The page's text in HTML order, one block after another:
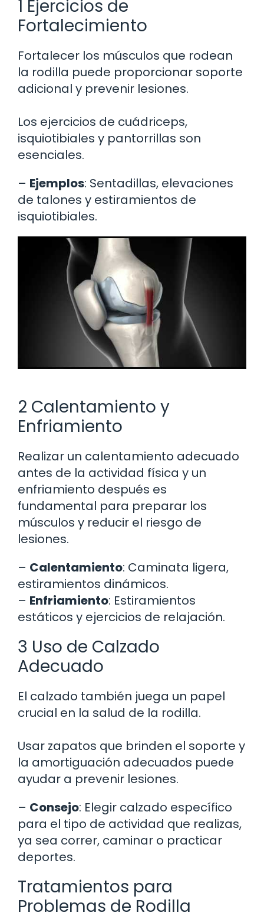
1 Ejercicios de
Fortalecimiento
Fortalecer los músculos que rodean
la rodilla puede proporcionar soporte
adicional y prevenir lesiones.
Los ejercicios de cuádriceps,
isquiotibiales y pantorrillas son
esenciales.
– Ejemplos: Sentadillas, elevaciones
de talones y estiramientos de
isquiotibiales.
2 Calentamiento y
Enfriamiento
Realizar un calentamiento adecuado
antes de la actividad física y un
enfriamiento después es
fundamental para preparar los
músculos y reducir el riesgo de
lesiones.
– Calentamiento: Caminata ligera,
estiramientos dinámicos.
– Enfriamiento: Estiramientos
estáticos y ejercicios de relajación.
3 Uso de Calzado
Adecuado
El calzado también juega un papel
crucial en la salud de la rodilla.
Usar zapatos que brinden el soporte y
la amortiguación adecuados puede
ayudar a prevenir lesiones.
– Consejo: Elegir calzado específico
para el tipo de actividad que realizas,
ya sea correr, caminar o practicar
deportes.
Tratamientos para
Problemas de Rodilla